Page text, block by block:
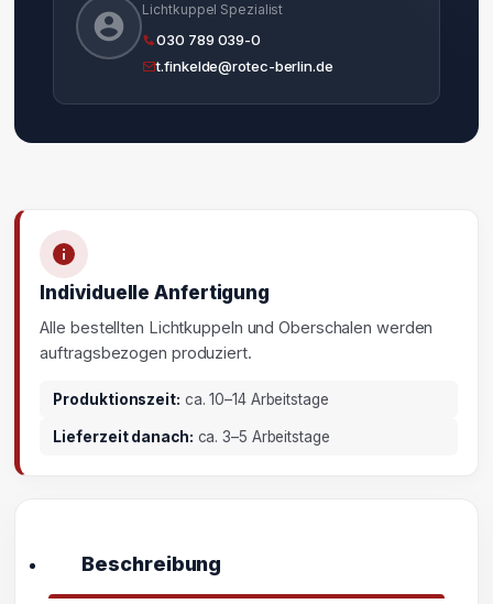
Lichtkuppel Spezialist
030 789 039-0
t.finkelde@rotec-berlin.de
Individuelle Anfertigung
Alle bestellten Lichtkuppeln und Oberschalen werden
auftragsbezogen produziert.
Produktionszeit: ca. 10–14 Arbeitstage
Lieferzeit danach: ca. 3–5 Arbeitstage
Beschreibung